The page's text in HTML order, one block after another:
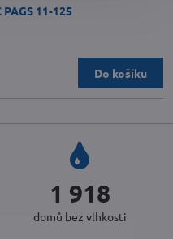
11-125
Do košíku
2 086
domů bez vlhkosti